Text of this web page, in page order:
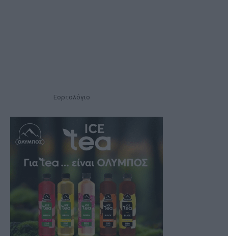
Εορτολόγιο